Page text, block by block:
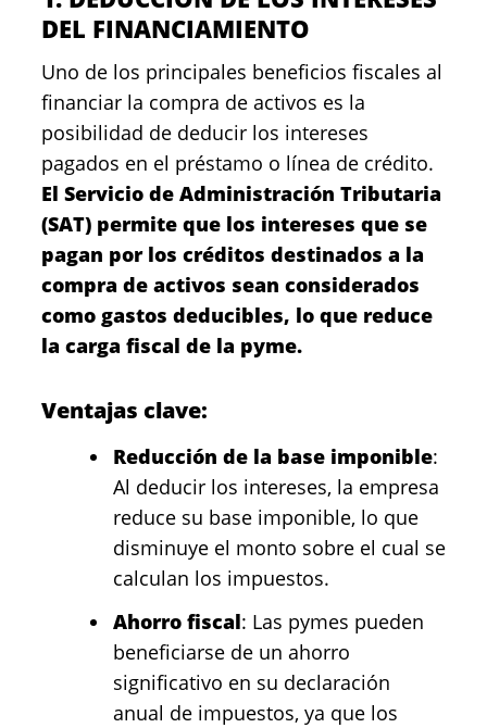
DEL FINANCIAMIENTO
Uno de los principales beneficios fiscales al
financiar la compra de activos es la
posibilidad de deducir los intereses
pagados en el préstamo o línea de crédito.
El Servicio de Administración Tributaria
(SAT) permite que los intereses que se
pagan por los créditos destinados a la
compra de activos sean considerados
como gastos deducibles, lo que reduce
la carga fiscal de la pyme.
Ventajas clave:
Reducción de la base imponible:
Al deducir los intereses, la empresa
reduce su base imponible, lo que
disminuye el monto sobre el cual se
calculan los impuestos.
Ahorro fiscal: Las pymes pueden
beneficiarse de un ahorro
significativo en su declaración
anual de impuestos, ya que los